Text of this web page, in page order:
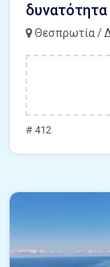
Θεσπρωτία /
# 412